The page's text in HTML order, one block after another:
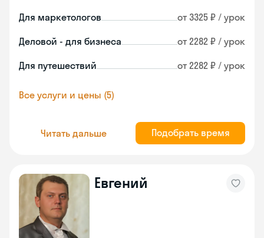
Для маркетологов от 3325 ₽ / урок
Деловой - для бизнеса от 2282 ₽ / урок
Для путешествий от 2282 ₽ / урок
Все услуги и цены (5)
Читать дальше Подобрать время
Евгений